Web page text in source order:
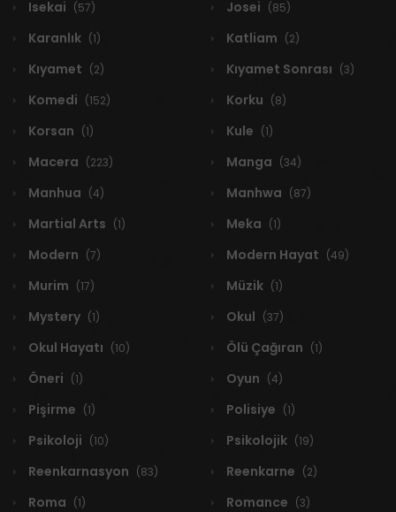
Isekai (57) Josei (85)
Karanlık (1) Katliam (2)
Kıyamet (2) Kıyamet Sonrası (3)
Komedi (152) Korku (8)
Korsan (1) Kule (1)
Macera (223) Manga (34)
Manhua (4) Manhwa (87)
Martial Arts (1) Meka (1)
Modern (7) Modern Hayat (49)
Murim (17) Müzik (1)
Mystery (1) Okul (37)
Okul Hayatı (10) Ölü Çağıran (1)
Öneri (1) Oyun (4)
Pişirme (1) Polisiye (1)
Psikoloji (10) Psikolojik (19)
Reenkarnasyon (83) Reenkarne (2)
Roma (1) Romance (3)